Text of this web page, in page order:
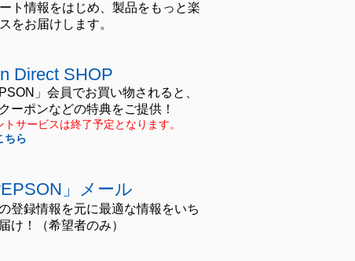
ト情報をはじめ、製品をもっと楽
をお届けします。
Direct SHOP
」会員でお買い物されると、
ーポンなどの特典をご提供！
サービスは終了予定となります。
ちら
」メール
登録情報を元に最適な情報をいち
け！（希望者のみ）